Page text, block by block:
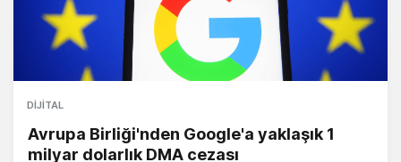
DIJITAL
Avrupa Birliği'nden Google'a yaklaşık 1
milyar dolarlık DMA cezası